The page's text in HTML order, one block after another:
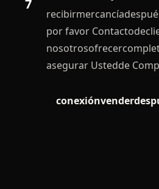
7
por favor
asegurar Ustedde